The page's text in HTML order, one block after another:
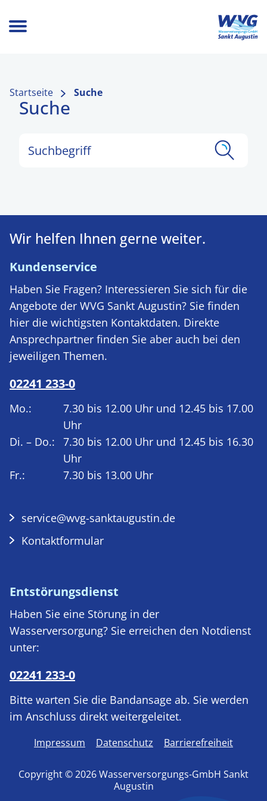
Startseite Suche
Suche
Wir helfen Ihnen gerne weiter.
Kundenservice
Haben Sie Fragen? Interessieren Sie sich für die
Angebote der WVG Sankt Augustin? Sie finden
hier die wichtigsten Kontaktdaten. Direkte
Ansprechpartner finden Sie aber auch bei den
jeweiligen Themen.
02241 233-0
Mo.:
7.30 bis 12.00 Uhr und 12.45 bis 17.00
Uhr
Di. – Do.:
7.30 bis 12.00 Uhr und 12.45 bis 16.30
Uhr
Fr.:
7.30 bis 13.00 Uhr
service@wvg-sanktaugustin.de
Kontaktformular
Entstörungsdienst
Haben Sie eine Störung in der
Wasserversorgung? Sie erreichen den Notdienst
unter:
02241 233-0
Bitte warten Sie die Bandansage ab. Sie werden
im Anschluss direkt weitergeleitet.
Copyright © 2026 Wasserversorgungs-GmbH Sankt
Augustin
Impressum Datenschutz Barrierefreiheit